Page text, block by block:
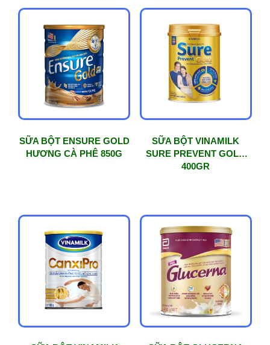
SỮA BỘT ENSURE GOLD
HƯƠNG CÀ PHÊ 850G
SỮA BỘT VINAMILK
SURE PREVENT GOLD
400GR